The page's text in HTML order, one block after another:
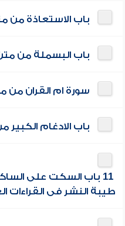
باب الاستعاذة من
باب البسملة من
سورة ام القران من
باب الادغام الكبير
11 باب السكت على
طيبة النشر فى القراءات